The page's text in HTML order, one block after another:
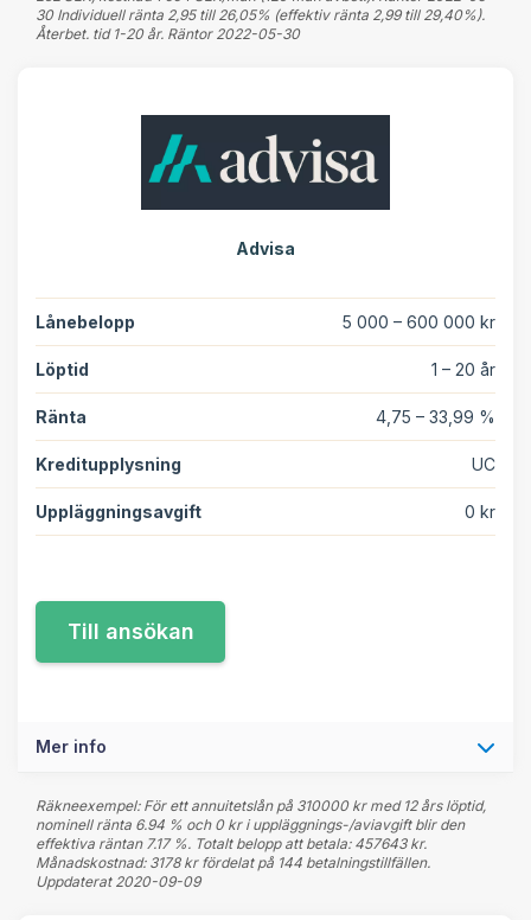
30 Individuell ränta 2,95 till 26,05% (effektiv ränta 2,99 till 29,40%).
Återbet. tid 1-20 år. Räntor 2022-05-30
Advisa
Lånebelopp 5 000 – 600 000 kr
Löptid 1 – 20 år
Ränta 4,75 – 33,99 %
Kreditupplysning UC
Uppläggningsavgift 0 kr
Mer info
Räkneexempel: För ett annuitetslån på 310000 kr med 12 års löptid,
nominell ränta 6.94 % och 0 kr i uppläggnings-/aviavgift blir den
effektiva räntan 7.17 %. Totalt belopp att betala: 457643 kr.
Månadskostnad: 3178 kr fördelat på 144 betalningstillfällen.
Uppdaterat 2020-09-09